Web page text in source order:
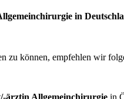
in
zu können, empfehlen wir